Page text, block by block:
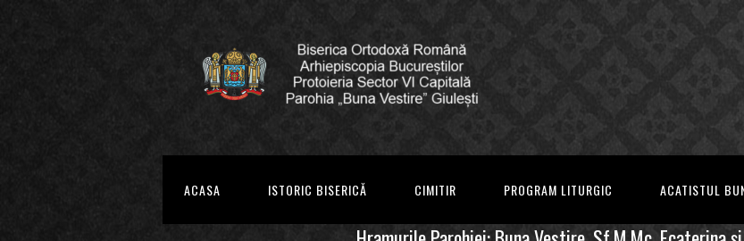
ACASA ISTORIC BISERICĂ CIMITIR PROGRAM LITURGIC ACATISTUL